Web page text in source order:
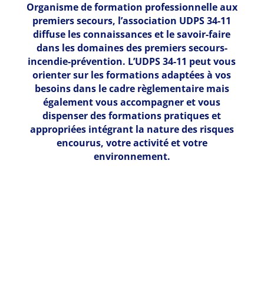
Organisme de formation professionnelle aux
premiers secours, l’association UDPS 34-11
diffuse les connaissances et le savoir-faire
dans les domaines des premiers secours-
incendie-prévention. L’UDPS 34-11 peut vous
orienter sur les formations adaptées à vos
besoins dans le cadre règlementaire mais
également vous accompagner et vous
dispenser des formations pratiques et
appropriées intégrant la nature des risques
encourus, votre activité et votre
environnement.